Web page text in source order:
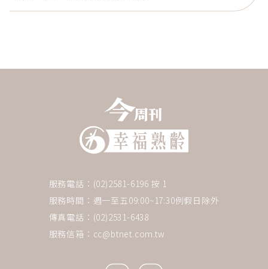
服務電話：(02)2581-6196 按 1
服務時間：週一至五09:00~17:30例假日除外
傳真電話：(02)2531-6438
服務信箱： cc@btnet.com.tw